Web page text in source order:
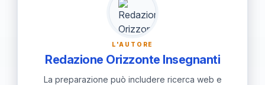
L'AUTORE
Redazione Orizzonte Insegnanti
La preparazione può includere ricerca web e